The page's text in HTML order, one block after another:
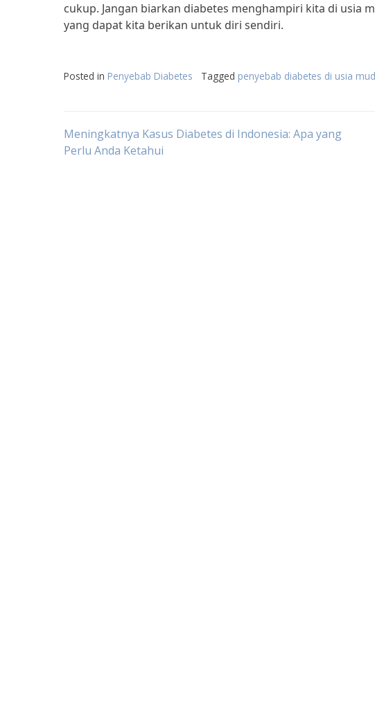
cukup. Jangan biarkan diabetes menghampiri kita di usia
yang dapat kita berikan untuk diri sendiri.
Posted in Penyebab Diabetes Tagged penyebab diabetes di usia
Post
Meningkatnya Kasus Diabetes di Indonesia: Apa yang
Perlu Anda Ketahui